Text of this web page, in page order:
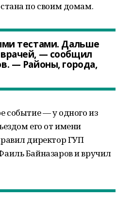
по своим домам.
тестами. Дальше
— сообщил
— Районы, города,
событие — у одного из
его от имени
директор ГУП
Байназаров и вручил